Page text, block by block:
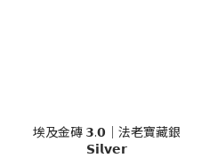
埃及金磚 𝟯.𝟬｜法老寶藏銀
𝗦𝗶𝗹𝘃𝗲𝗿